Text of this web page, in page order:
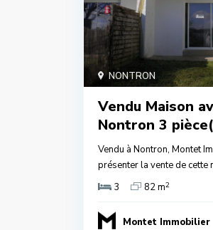
NONTRON
Vendu Maison
Nontron 3
Vendu à Nontron, Montet
présenter la vente de cette
3
82 m2
Montet Immobilier